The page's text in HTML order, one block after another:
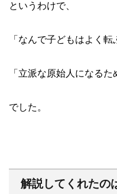
というわけで、
「なんで子どもはよく転
「立派な原始人になるた
でした。
解説してくれたの